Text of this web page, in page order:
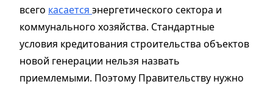
всего касается энергетического сектора и
коммунального хозяйства. Стандартные
условия кредитования строительства объектов
новой генерации нельзя назвать
приемлемыми. Поэтому Правительству нужно